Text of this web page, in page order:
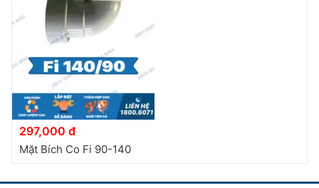
297,000 đ
Mặt Bích Co Fi 90-140